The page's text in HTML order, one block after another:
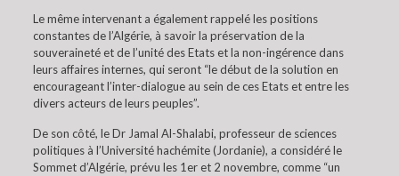
Le même intervenant a également rappelé les positions
constantes de l’Algérie, à savoir la préservation de la
souveraineté et de l’unité des Etats et la non-ingérence dans
leurs affaires internes, qui seront “le début de la solution en
encourageant l’inter-dialogue au sein de ces Etats et entre les
divers acteurs de leurs peuples”.
De son côté, le Dr Jamal Al-Shalabi, professeur de sciences
politiques à l’Université hachémite (Jordanie), a considéré le
Sommet d’Algérie, prévu les 1er et 2 novembre, comme “un